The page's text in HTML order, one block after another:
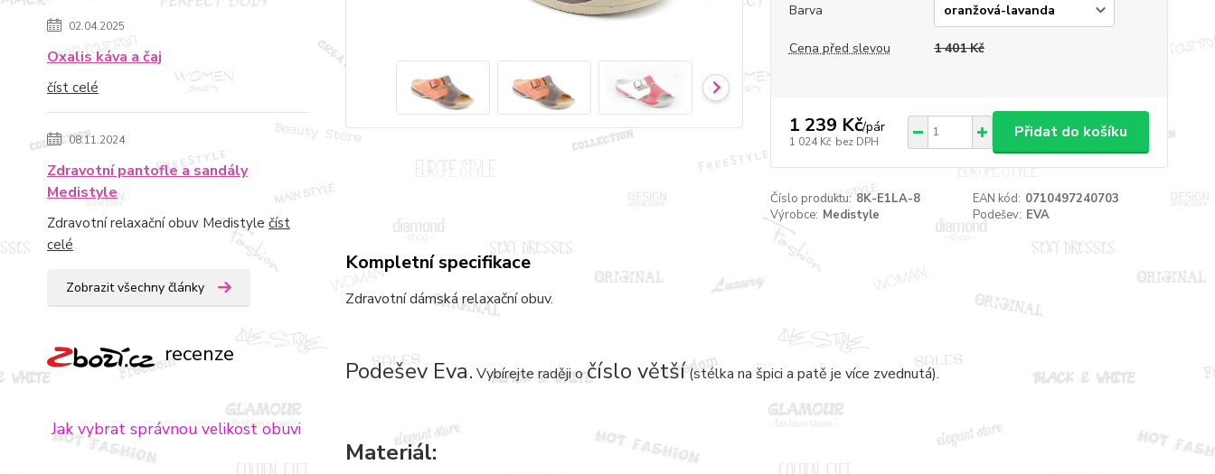
02.04.2025
Oxalis káva a čaj
číst celé
08.11.2024
Zdravotní pantofle a sandály
Medistyle
Zdravotní relaxační obuv Medistyle číst
celé
Zobrazit všechny články
recenze
Jak vybrat správnou velikost obuvi
Barva
Cena před slevou 1 401 Kč
1 239 Kč/pár
1 024 Kč bez DPH
Přidat do košíku
Číslo produktu: 8K-E1LA-8 EAN kód: 0710497240703
Výrobce: Medistyle Podešev: EVA
Kompletní specifikace
Zdravotní dámská relaxační obuv.
Podešev Eva. Vybírejte raději očíslo větší(stélka na špici a patě je více zvednutá).
Materiál: